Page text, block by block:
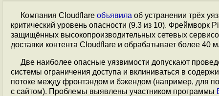
Компания Cloudflare объявила об устранении трёх
критический уровень опасности (9.3 из 10). Фреймворк
защищённых высокопроизводительных сетевых
доставки контента Cloudflare и обрабатывает более 40
Две наиболее опасные уязвимости допускают
системы ограничения доступа и вклиниваться в
потоке между фронтэндом и бэкендом (например, для
с сайтом). Проблемы выявлены участником программы